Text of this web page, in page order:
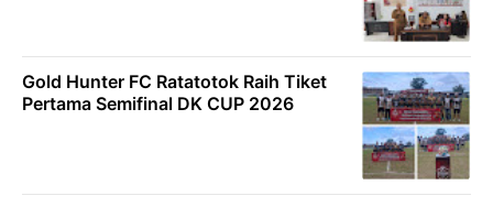
Gold Hunter FC Ratatotok Raih Tiket
Pertama Semifinal DK CUP 2026